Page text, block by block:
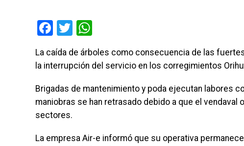
Facebook
Twitter
La caída de árboles como consecuencia de las
la interrupción del servicio en los corregimientos
Brigadas de mantenimiento y poda ejecutan labores
maniobras se han retrasado debido a que el
sectores.
La empresa Air-e informó que su operativa